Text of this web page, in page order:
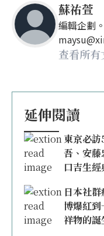
蘇祐萱
編輯企劃
查看所有
延伸閱讀
東京必
吾、安
口吉生
日本社
博爆紅
祥物的